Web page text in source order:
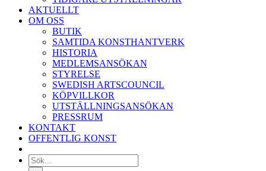
AKTUELLT
OM OSS
BUTIK
SAMTIDA KONSTHANTVERK
HISTORIA
MEDLEMSANSÖKAN
STYRELSE
SWEDISH ARTSCOUNCIL
KÖPVILLKOR
UTSTÄLLNINGSANSÖKAN
PRESSRUM
KONTAKT
OFFENTLIG KONST
Sök